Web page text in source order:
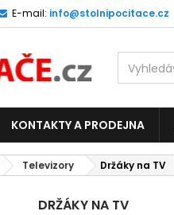
E-mail: info@stolnipocitace.cz
KONTAKTY A PRODEJNA
Televizory Držáky na TV
DRŽÁKY NA TV